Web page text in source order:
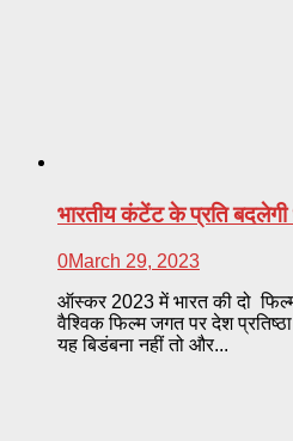
भारतीय कंटेंट के प्रति बदलेगी
0March 29, 2023
ऑस्कर 2023 में भारत की दो
वैश्विक फिल्म जगत पर देश
यह बिडंबना नहीं तो और...